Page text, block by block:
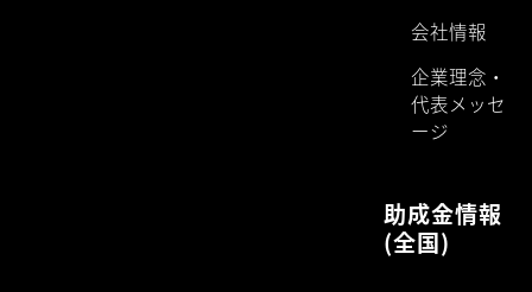
会社情報
企業理念・
代表メッセ
ージ
助成金情報
(全国)